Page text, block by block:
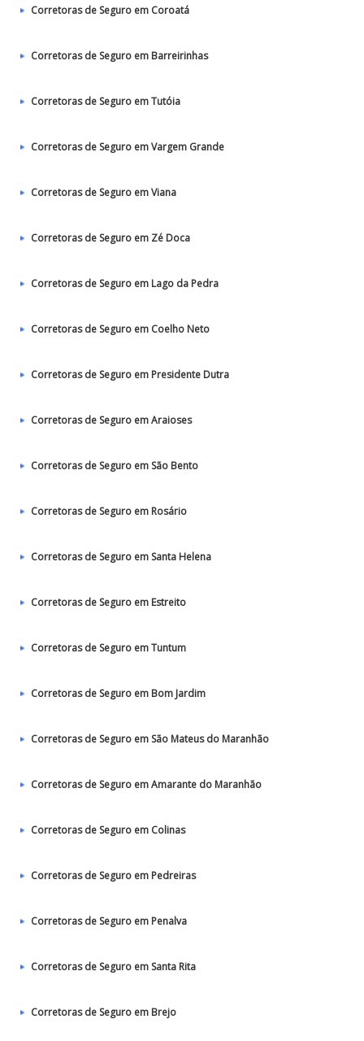
Corretoras de Seguro em Coroatá
Corretoras de Seguro em Barreirinhas
Corretoras de Seguro em Tutóia
Corretoras de Seguro em Vargem Grande
Corretoras de Seguro em Viana
Corretoras de Seguro em Zé Doca
Corretoras de Seguro em Lago da Pedra
Corretoras de Seguro em Coelho Neto
Corretoras de Seguro em Presidente Dutra
Corretoras de Seguro em Araioses
Corretoras de Seguro em São Bento
Corretoras de Seguro em Rosário
Corretoras de Seguro em Santa Helena
Corretoras de Seguro em Estreito
Corretoras de Seguro em Tuntum
Corretoras de Seguro em Bom Jardim
Corretoras de Seguro em São Mateus do Maranhão
Corretoras de Seguro em Amarante do Maranhão
Corretoras de Seguro em Colinas
Corretoras de Seguro em Pedreiras
Corretoras de Seguro em Penalva
Corretoras de Seguro em Santa Rita
Corretoras de Seguro em Brejo